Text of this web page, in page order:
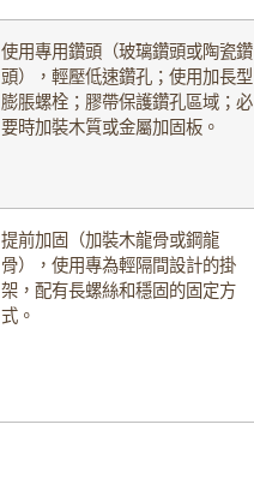
使用專用鑽頭（玻璃鑽頭或陶瓷鑽
頭），輕壓低速鑽孔；使用加長型
膨脹螺栓；膠帶保護鑽孔區域；必
要時加裝木質或金屬加固板。
提前加固（加裝木龍骨或鋼龍
骨），使用專為輕隔間設計的掛
架，配有長螺絲和穩固的固定方
式。